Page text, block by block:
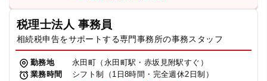
税理士法人 事務員
相続税申告をサポートする専門事務所の事務スタッフ
勤務地
永田町（永田町駅・赤坂見附駅すぐ）
業務時間
シフト制（1日8時間・完全週休2日制）